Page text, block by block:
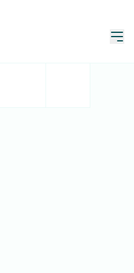
Hold